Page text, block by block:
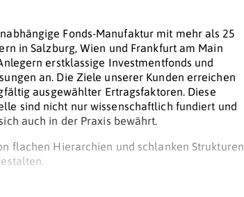
Fonds-Manufaktur mit mehr als 25
in Salzburg, Wien und Frankfurt am Main
erstklassige Investmentfonds und
an. Die Ziele unserer Kunden erreichen
ausgewählter Ertragsfaktoren. Diese
sind nicht nur wissenschaftlich fundiert und
auch in der Praxis bewährt.
flachen Hierarchien und schlanken Strukturen